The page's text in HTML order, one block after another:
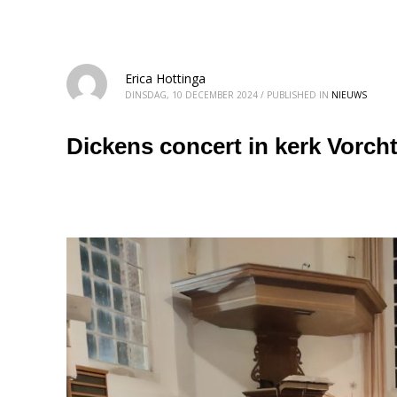
Erica Hottinga
DINSDAG, 10 DECEMBER 2024 / PUBLISHED IN NIEUWS
Dickens concert in kerk